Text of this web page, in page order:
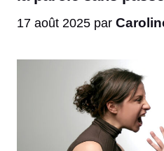
17 août 2025 par